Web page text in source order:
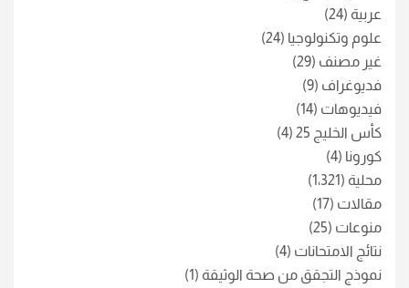
عربية (24)
علوم وتكنولوجيا (24)
غير مصنف (29)
فديوغراف (9)
فيديوهات (14)
كأس الخليج 25
(4)
كورونا (4)
محلية (1٬321)
مقالات (17)
منوعات (25)
نتائج الامتحانات (4)
نموذج التجقق من صحة الوثيقة (1)